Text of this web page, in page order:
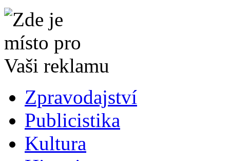
Zpravodajství
Publicistika
Kultura